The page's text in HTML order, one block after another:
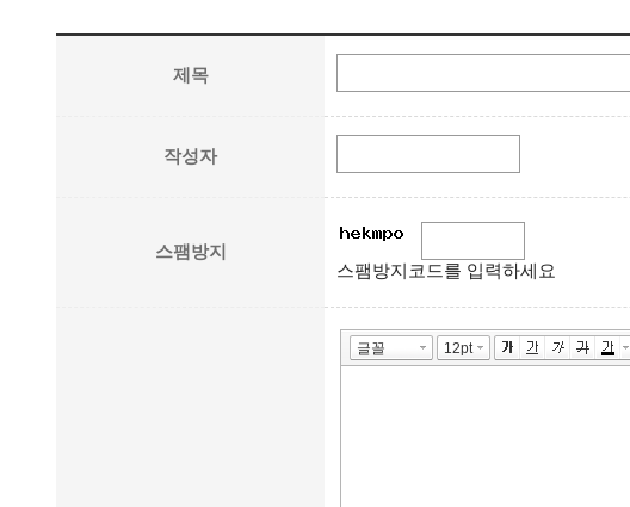
제목
작성자
스팸방지
스팸방지코드를 입력하세요